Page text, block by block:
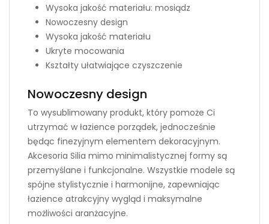
Wysoka jakość materiału: mosiądz
Nowoczesny design
Wysoka jakość materiału
Ukryte mocowania
Kształty ułatwiające czyszczenie
Nowoczesny design
To wysublimowany produkt, który pomoże Ci
utrzymać w łazience porządek, jednocześnie
będąc finezyjnym elementem dekoracyjnym.
Akcesoria Silia mimo minimalistycznej formy są
przemyślane i funkcjonalne. Wszystkie modele są
spójne stylistycznie i harmonijne, zapewniając
łazience atrakcyjny wygląd i maksymalne
możliwości aranżacyjne.